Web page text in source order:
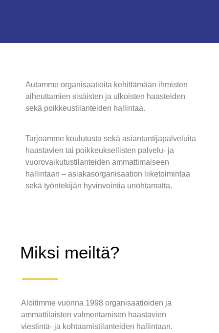
Autamme organisaatioita kehittämään ihmisten
aiheuttamien sisäisten ja ulkoisten haasteiden
sekä poikkeustilanteiden hallintaa.
Tarjoamme koulutusta sekä asiantuntijapalveluita
haastavien tai poikkeuksellisten palvelu- ja
vuorovaikutustilanteiden ammattimaiseen
hallintaan – asiakasorganisaation liiketoimintaa
sekä työntekijän hyvinvointia unohtamatta.
Miksi meiltä?
Aloitimme vuonna 1998 organisaatioiden ja
ammattilaisten valmentamisen haastavien
viestintä- ja kohtaamistilanteiden hallintaan.